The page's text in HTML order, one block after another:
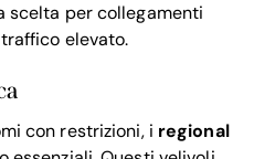
scelta per collegamenti
elevato.
con restrizioni, i regional